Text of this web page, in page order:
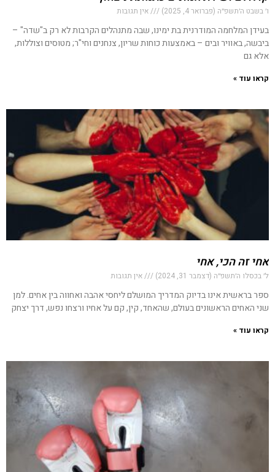
ו׳ בשבט ה׳תשפ״ה (פברואר 4, 2025) אין תגובות
בעידן המלחמה המודרנית בת ימינו, שבה מתנהלים הקרבות לא רק ב"שדה" –
ביבשה, באוויר ובים – באמצעות כוחות שריון, צנחנים וחי"ר; מטוסים וצוללות,
אלא גם
קראו עוד »
אחי זה הכי, אחי
ל׳ בכסלו ה׳תשפ״ה (דצמבר 31, 2024) אין תגובות
ספר בראשית אינו בדיוק המדריך המושלם ליחסי אהבה ואחווה בין אחים. למן
שני האחים הראשונים בעולם, שהאחד, קין, קם על אחיו ורצחו נפש, דרך יצחק
קראו עוד »